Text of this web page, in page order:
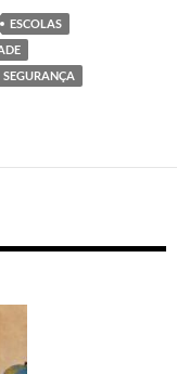
ESCOLAS
SEGURANÇA